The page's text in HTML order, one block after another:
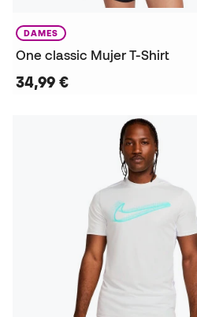
DAMES
One classic Mujer T-Shirt
34,99 €